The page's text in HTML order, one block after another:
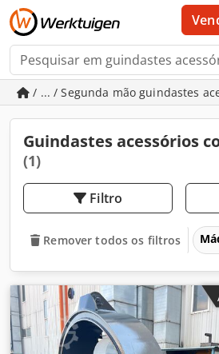
/ ... / Segunda mão guindastes
Guindastes acessórios
(1)
Filtro
Remover todos os filtros